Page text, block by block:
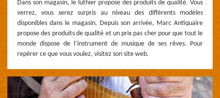
Dans son magasin, le luthier propose des produits de qualité. Vous
verrez, vous serez surpris au niveau des différents modèles
disponibles dans le magasin. Depuis son arrivée, Marc Antiquaire
propose des produits de qualité et un prix pas cher pour que tout le
monde dispose de l’instrument de musique de ses rêves. Pour
repérer ce que vous voulez, visitez son site web.